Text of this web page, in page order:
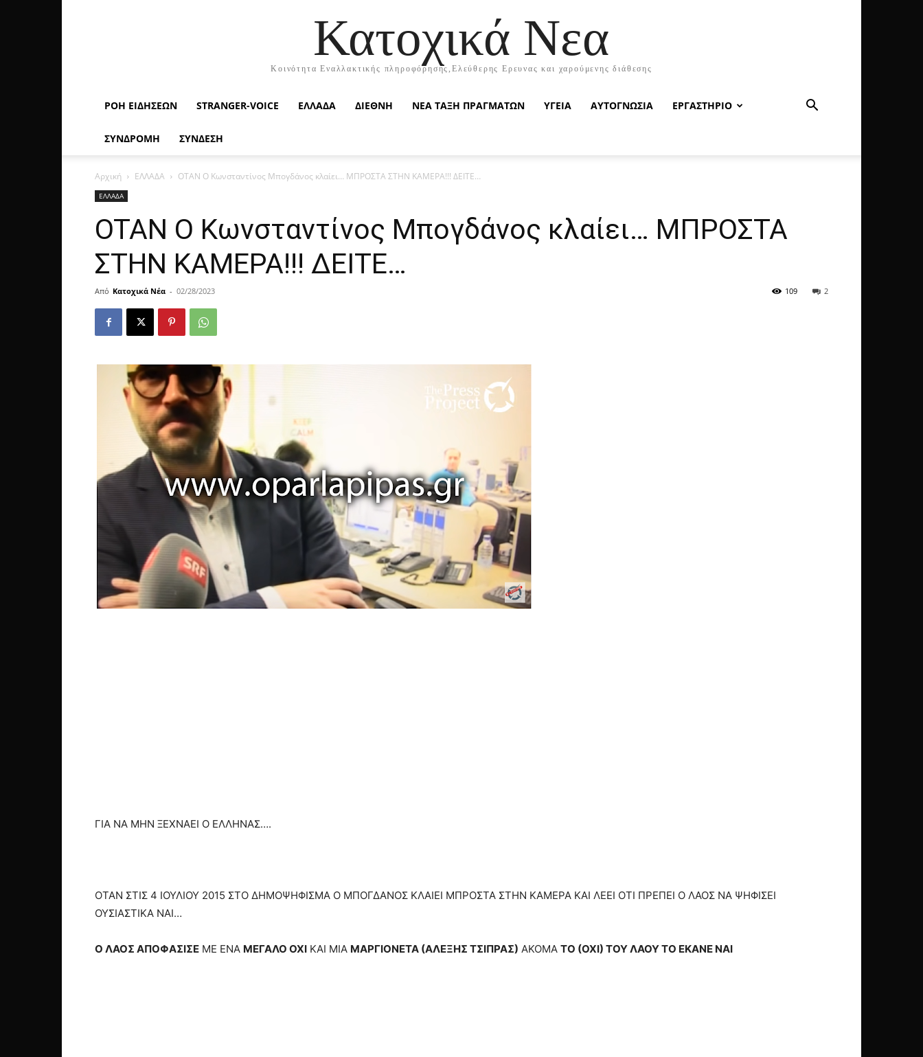
Κατοχικά Νεα
Κοινότητα Εναλλακτικής πληροφόρησης,Ελεύθερης Ερευνας και χαρούμενης διάθεσης
ΡΟΉ ΕΙΔΉΣΕΩΝ STRANGER-VOICE ΕΛΛΑΔΑ ΔΙΕΘΝΗ ΝΕΑ ΤΑΞΗ ΠΡΑΓΜΑΤΩΝ ΥΓΕΙΑ ΑΥΤΟΓΝΩΣΙΑ ΕΡΓΑΣΤΗΡΙΟ
ΣΥΝΔΡΟΜΗ ΣΥΝΔΕΣΗ
Αρχική ΕΛΛΑΔΑ OTAN Ο Κωνσταντίνος Μπογδάνος κλαίει… MΠΡΟΣΤΑ ΣΤΗΝ KAMEPA!!! ΔΕΙΤΕ…
ΕΛΛΑΔΑ
OTAN Ο Κωνσταντίνος Μπογδάνος κλαίει… MΠΡΟΣΤΑ
ΣΤΗΝ KAMEPA!!! ΔΕΙΤΕ…
Από Κατοχικά Νέα - 02/28/2023 2
109
ΓΙΑ ΝΑ ΜΗΝ ΞΕΧΝΑΕΙ Ο ΕΛΛΗΝΑΣ….
ΟΤΑΝ ΣΤΙΣ 4 ΙΟΥΛΙΟΥ 2015 ΣΤΟ ΔΗΜΟΨΗΦΙΣΜΑ Ο ΜΠΟΓΔΑΝΟΣ ΚΛΑΙΕΙ ΜΠΡΟΣΤΑ ΣΤΗΝ ΚΑΜΕΡΑ ΚΑΙ ΛΕΕΙ ΟΤΙ ΠΡΕΠΕΙ Ο ΛΑΟΣ ΝΑ ΨΗΦΙΣΕΙ
ΟΥΣΙΑΣΤΙΚΑ ΝΑΙ…
Ο ΛΑΟΣ ΑΠΟΦΑΣΙΣΕ ΜΕ ΕΝΑ ΜΕΓΑΛΟ ΟΧΙ ΚΑΙ ΜΙΑ ΜΑΡΓΙΟΝΕΤΑ (ΑΛΕΞΗΣ ΤΣΙΠΡΑΣ) ΑΚΟΜΑ ΤΟ (ΟΧΙ) ΤΟΥ ΛΑΟΥ ΤΟ ΕΚΑΝΕ ΝΑΙ